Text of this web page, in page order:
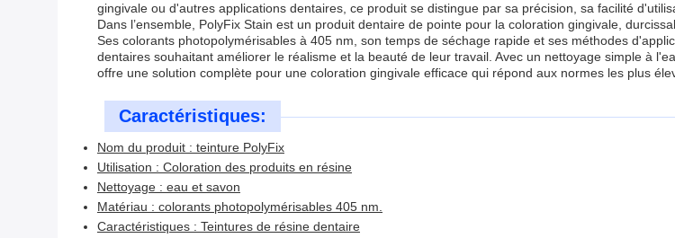
gingivale ou d'autres applications dentaires, ce produit se distingue par sa précision, sa facilité
Dans l’ensemble, PolyFix Stain est un produit dentaire de pointe pour la coloration gingivale,
Ses colorants photopolymérisables à 405 nm, son temps de séchage rapide et ses méthodes
dentaires souhaitant améliorer le réalisme et la beauté de leur travail. Avec un nettoyage simple à
offre une solution complète pour une coloration gingivale efficace qui répond aux normes les plus
Caractéristiques:
Nom du produit : teinture PolyFix
Utilisation : Coloration des produits en résine
Nettoyage : eau et savon
Matériau : colorants photopolymérisables 405 nm.
Caractéristiques : Teintures de résine dentaire